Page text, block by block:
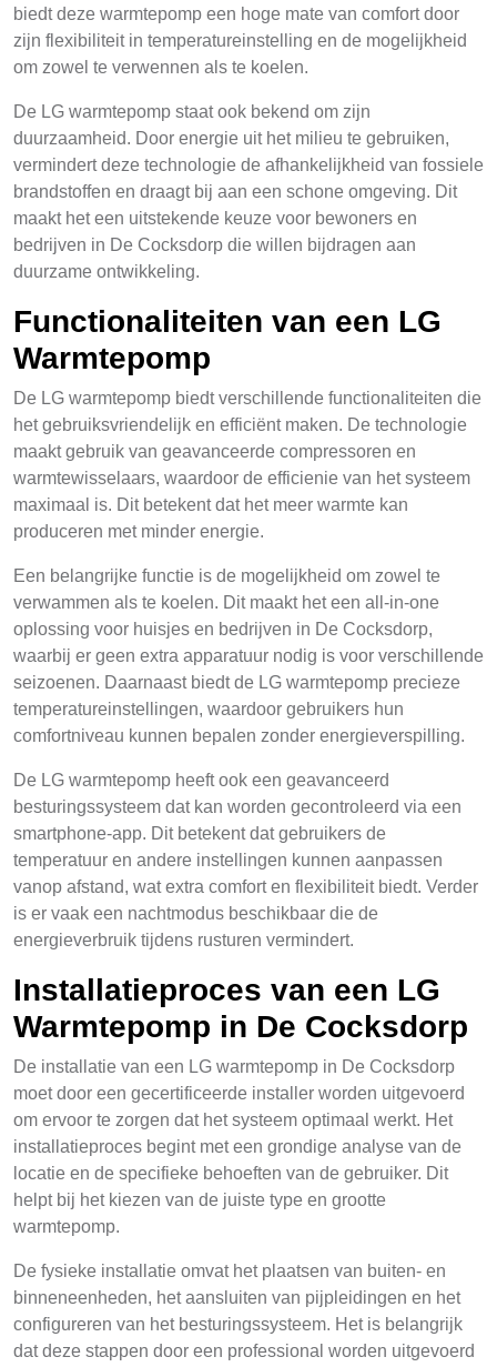
biedt deze warmtepomp een hoge mate van comfort door
zijn flexibiliteit in temperatureinstelling en de mogelijkheid
om zowel te verwennen als te koelen.
De LG warmtepomp staat ook bekend om zijn
duurzaamheid. Door energie uit het milieu te gebruiken,
vermindert deze technologie de afhankelijkheid van fossiele
brandstoffen en draagt bij aan een schone omgeving. Dit
maakt het een uitstekende keuze voor bewoners en
bedrijven in De Cocksdorp die willen bijdragen aan
duurzame ontwikkeling.
Functionaliteiten van een LG
Warmtepomp
De LG warmtepomp biedt verschillende functionaliteiten die
het gebruiksvriendelijk en efficiënt maken. De technologie
maakt gebruik van geavanceerde compressoren en
warmtewisselaars, waardoor de efficienie van het systeem
maximaal is. Dit betekent dat het meer warmte kan
produceren met minder energie.
Een belangrijke functie is de mogelijkheid om zowel te
verwammen als te koelen. Dit maakt het een all-in-one
oplossing voor huisjes en bedrijven in De Cocksdorp,
waarbij er geen extra apparatuur nodig is voor verschillende
seizoenen. Daarnaast biedt de LG warmtepomp precieze
temperatureinstellingen, waardoor gebruikers hun
comfortniveau kunnen bepalen zonder energieverspilling.
De LG warmtepomp heeft ook een geavanceerd
besturingssysteem dat kan worden gecontroleerd via een
smartphone-app. Dit betekent dat gebruikers de
temperatuur en andere instellingen kunnen aanpassen
vanop afstand, wat extra comfort en flexibiliteit biedt. Verder
is er vaak een nachtmodus beschikbaar die de
energieverbruik tijdens rusturen vermindert.
Installatieproces van een LG
Warmtepomp in De Cocksdorp
De installatie van een LG warmtepomp in De Cocksdorp
moet door een gecertificeerde installer worden uitgevoerd
om ervoor te zorgen dat het systeem optimaal werkt. Het
installatieproces begint met een grondige analyse van de
locatie en de specifieke behoeften van de gebruiker. Dit
helpt bij het kiezen van de juiste type en grootte
warmtepomp.
De fysieke installatie omvat het plaatsen van buiten- en
binneneenheden, het aansluiten van pijpleidingen en het
configureren van het besturingssysteem. Het is belangrijk
dat deze stappen door een professional worden uitgevoerd